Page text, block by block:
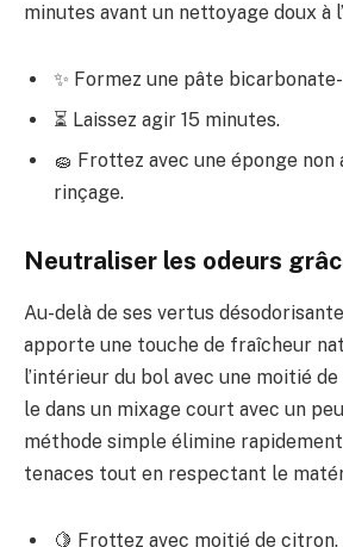
minutes avant un nettoyage doux à
✨ Formez une pâte
⏳ Laissez agir 15 minutes.
🧽 Frottez avec une éponge non
rinçage.
Neutraliser les odeurs
Au-delà de ses vertus
apporte une touche de fraîcheur
l’intérieur du bol avec une moitié
le dans un mixage court avec un peu
méthode simple élimine
tenaces tout en respectant le
🍋 Frottez avec moitié de citron.